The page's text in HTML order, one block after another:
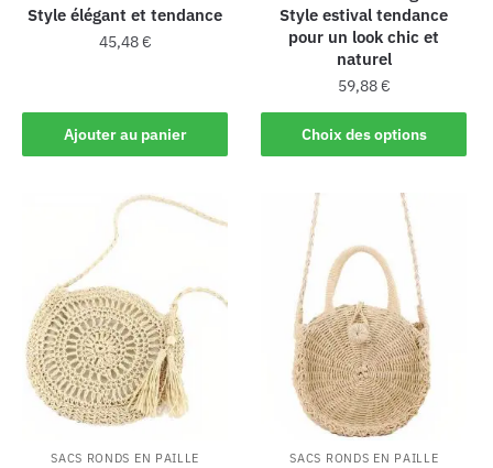
Style élégant et tendance
45,48€
Ajouter au panier
Style estival tendance
pour un look chic et
naturel
59,88€
Choix des options
SACS RONDS EN PAILLE SACS RONDS EN PAILLE